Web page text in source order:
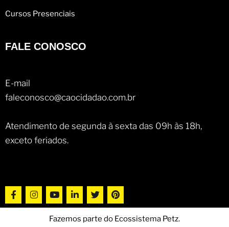
Cursos Presenciais
FALE CONOSCO
E-mail
faleconosco@caocidadao.com.br
Atendimento de segunda à sexta das 09h às 18h,
exceto feriados.
Fazemos parte do Ecossistema Petz.